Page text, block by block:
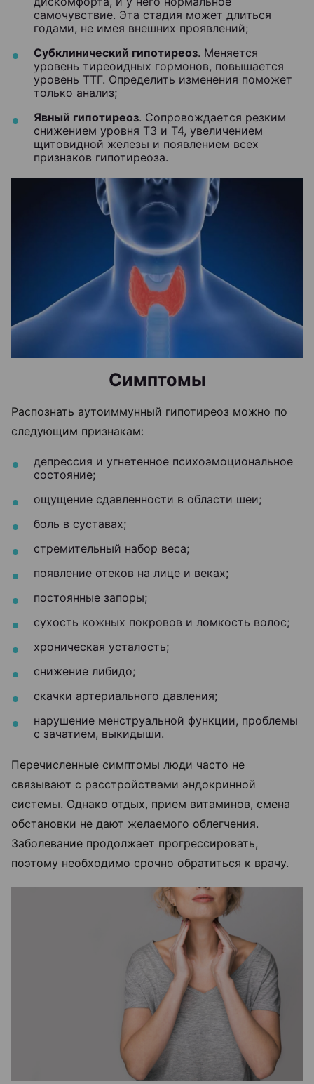
самочувствие. Эта стадия может длиться
годами, не имея внешних проявлений;
Субклинический гипотиреоз. Меняется
уровень тиреоидных гормонов, повышается
уровень ТТГ. Определить изменения поможет
только анализ;
Явный гипотиреоз. Сопровождается резким
снижением уровня Т3 и Т4, увеличением
щитовидной железы и появлением всех
признаков гипотиреоза.
Симптомы
Распознать аутоиммунный гипотиреоз можно по
следующим признакам:
депрессия и угнетенное психоэмоциональное
состояние;
ощущение сдавленности в области шеи;
боль в суставах;
стремительный набор веса;
появление отеков на лице и веках;
постоянные запоры;
сухость кожных покровов и ломкость волос;
хроническая усталость;
снижение либидо;
скачки артериального давления;
нарушение менструальной функции, проблемы
с зачатием, выкидыши.
Перечисленные симптомы люди часто не
связывают с расстройствами эндокринной
системы. Однако отдых, прием витаминов, смена
обстановки не дают желаемого облегчения.
Заболевание продолжает прогрессировать,
поэтому необходимо срочно обратиться к врачу.